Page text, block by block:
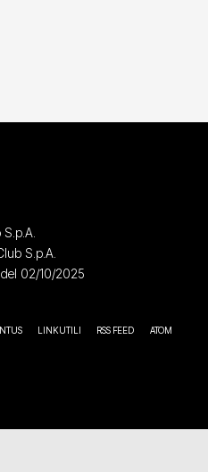
S.p.A.
02/10/2025
LINK UTILI RSS FEED ATOM